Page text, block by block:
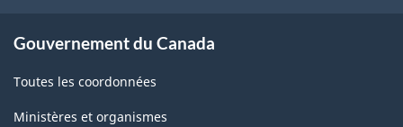
Gouvernement du Canada
Toutes les coordonnées
Ministères et organismes